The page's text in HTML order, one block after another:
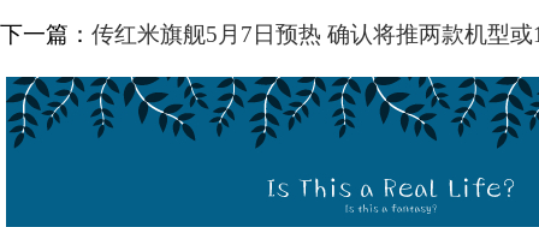
下一篇： 传红米旗舰5月7日预热 确认将推两款机型或